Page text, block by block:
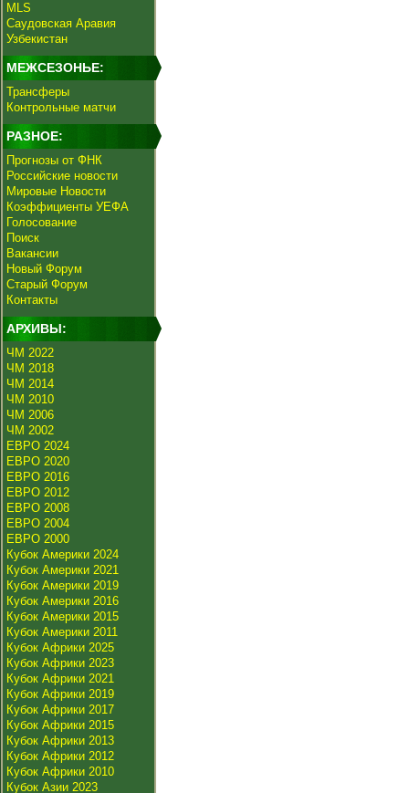
MLS
Саудовская Аравия
Узбекистан
МЕЖСЕЗОНЬЕ:
Трансферы
Контрольные матчи
РАЗНОЕ:
Прогнозы от ФНК
Российские новости
Мировые Новости
Коэффициенты УЕФА
Голосование
Поиск
Вакансии
Новый Форум
Старый Форум
Контакты
АРХИВЫ:
ЧМ 2022
ЧМ 2018
ЧМ 2014
ЧМ 2010
ЧМ 2006
ЧМ 2002
ЕВРО 2024
ЕВРО 2020
ЕВРО 2016
ЕВРО 2012
ЕВРО 2008
ЕВРО 2004
ЕВРО 2000
Кубок Америки 2024
Кубок Америки 2021
Кубок Америки 2019
Кубок Америки 2016
Кубок Америки 2015
Кубок Америки 2011
Кубок Африки 2025
Кубок Африки 2023
Кубок Африки 2021
Кубок Африки 2019
Кубок Африки 2017
Кубок Африки 2015
Кубок Африки 2013
Кубок Африки 2012
Кубок Африки 2010
Кубок Азии 2023